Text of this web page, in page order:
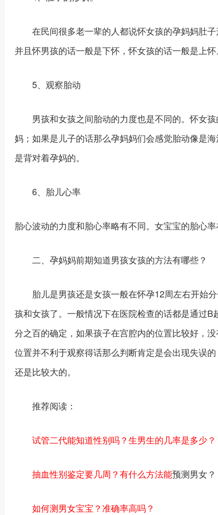
在民间很多老一辈的人都说怀女孩的孕妈妈肚子
并且怀男孩的话一般是下怀，怀女孩的话一般是上
5、观察胎动
男孩和女孩之间胎动的力度也是不同的。怀女孩
妈；如果是儿子的话那么孕妈妈们会感觉胎动像是
是背对着孕妈的。
6、胎儿心率
胎心波动的力度和胎心率略有不同。女宝宝的胎心
二、孕妈妈前期知道男孩女孩的方法有哪些？
胎儿是男孩还是女孩一般在怀孕12周左右开始分
孩和女孩了。一般情况下在医院检查的话都是通过
分之百的确定，如果孩子在宫腔内的位置比较好，
位置并不利于观察得话那么判断肯定是会出现失误
还是比较大的。
推荐阅读：
试管二代能知道性别吗？生男生的几率是多少？
抽血性别鉴定要几周？有什么方法能预测男女？
如何测男女宝宝？准确率高吗？